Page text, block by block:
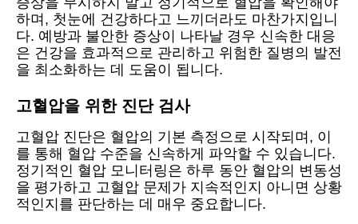
하며, 첫눈에 건강하다고 느끼더라도 마찬가지입니
다. 예방과 불안한 증상이 나타날 경우 신속한 대응
은 건강을 효과적으로 관리하고 위험한 질병의 발전
을 최소화하는 데 도움이 됩니다.
고혈압을 위한 진단 검사
고혈압 진단은 혈압의 기본 측정으로 시작되며, 이
를 통해 혈압 수준을 신속하게 파악할 수 있습니다.
정기적인 혈압 모니터링은 하루 동안 혈압의 변동성
을 평가하고 고혈압 문제가 지속적인지 아니면 상황
적인지를 판단하는 데 매우 중요합니다.